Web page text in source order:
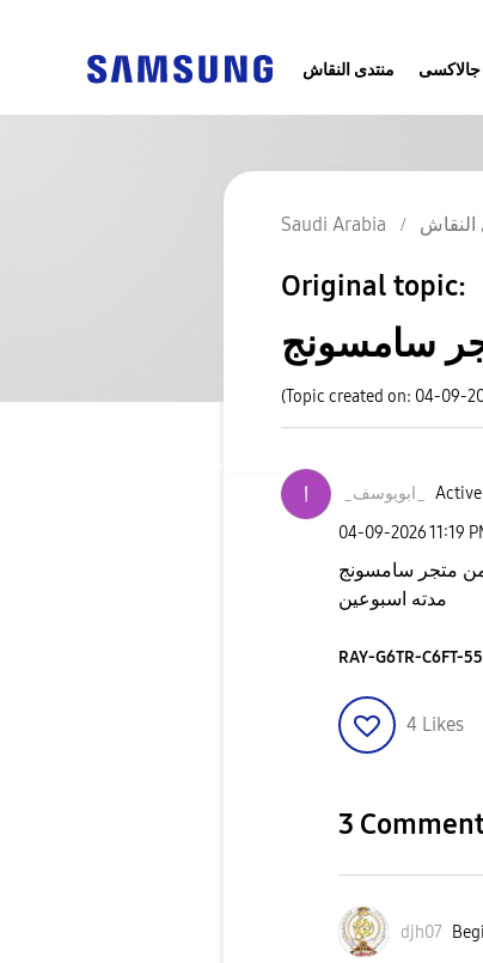
منتدى النقاش
Saudi Arabia النقاش
Original topic:
سامسونج
(Topic created on: 04-09-
‎04-09-202611:19
متجر سامسونج
مدته اسبوعين
RAY-G6TR-C6FT-
4 Likes
3
djh07